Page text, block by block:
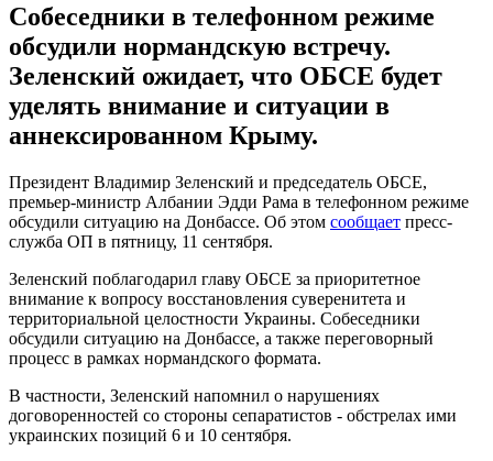
Собеседники в телефонном режиме
обсудили нормандскую встречу.
Зеленский ожидает, что ОБСЕ будет
уделять внимание и ситуации в
аннексированном Крыму.
Президент Владимир Зеленский и председатель ОБСЕ,
премьер-министр Албании Эдди Рама в телефонном режиме
обсудили ситуацию на Донбассе. Об этом сообщает пресс-
служба ОП в пятницу, 11 сентября.
Зеленский поблагодарил главу ОБСЕ за приоритетное
внимание к вопросу восстановления суверенитета и
территориальной целостности Украины. Собеседники
обсудили ситуацию на Донбассе, а также переговорный
процесс в рамках нормандского формата.
В частности, Зеленский напомнил о нарушениях
договоренностей со стороны сепаратистов - обстрелах ими
украинских позиций 6 и 10 сентября.